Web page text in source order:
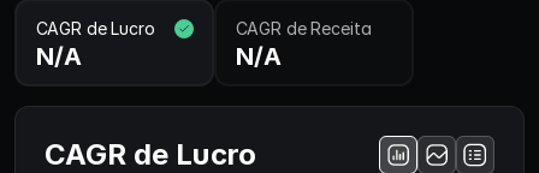
CAGR de Lucro
N/A
CAGR de Receita
N/A
CAGR de Lucro